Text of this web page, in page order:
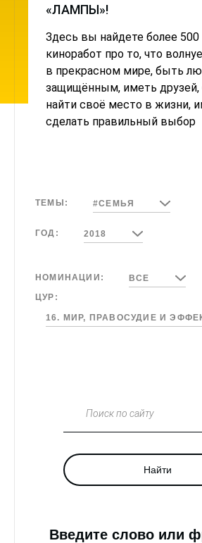
«ЛАМПЫ»!
Здесь вы найдете более
киноработ про то, что
в прекрасном мире, быть
защищённым, иметь
найти своё место в жизни,
сделать правильный выбор
ТЕМЫ: #СЕМЬЯ
ГОД: 2018
НОМИНАЦИИ:
ВСЕ
ЦУР:
16. МИР, ПРАВОСУДИЕ И
Поиск по сайту
Найти
Введите слово или